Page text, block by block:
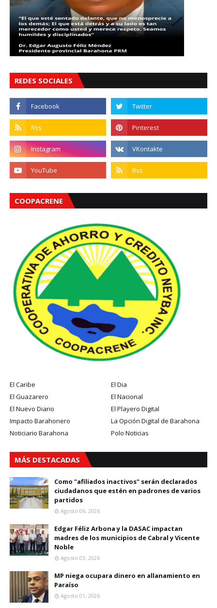
REDES SOCIALES
COOPACRENE
El Caribe
El Dia
El Guazarero
El Nacional
El Nuevo Diario
El Playero Digital
Impacto Barahonero
La Opción Digital de Barahona
Noticiario Barahona
Polo Noticias
MÁS DESTACADAS
Como "afiliados inactivos" serán declarados
ciudadanos que estén en padrones de varios
partidos
Agosto 06, 2026
Edgar Féliz Arbona y la DASAC impactan
madres de los municipios de Cabral y Vicente
Noble
Agosto 03, 2026
MP niega ocupara dinero en allanamiento en
Paraíso
Agosto 01, 2026